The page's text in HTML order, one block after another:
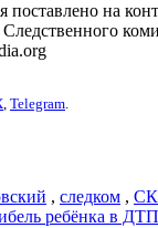
на
, Telegram.
, следком ,
ребёнка в ДТП